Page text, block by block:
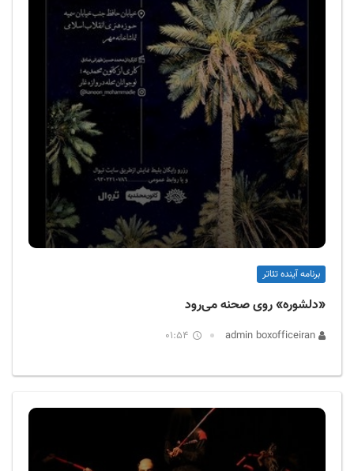
برنامه آینده تئاتر
«دلشوره» روی صحنه می‌رود
01:54